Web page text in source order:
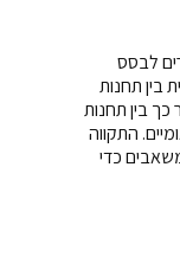
לבסס
בין תחנות
בין תחנות
התקווה
כדי